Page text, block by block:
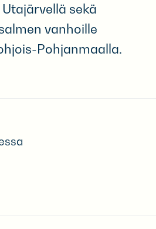
sekä
vanhoille
Pohjanmaalla.